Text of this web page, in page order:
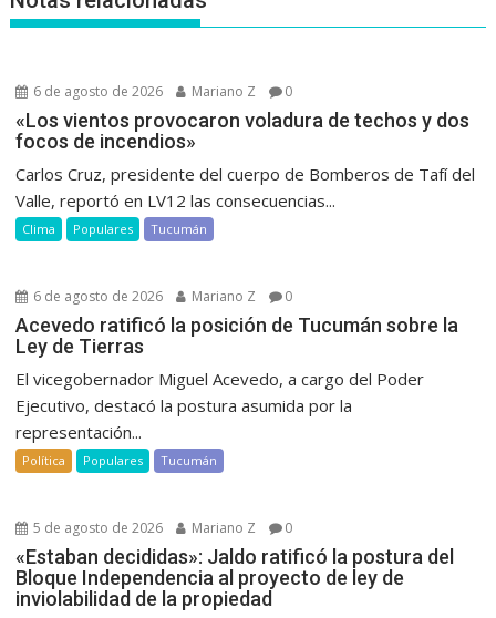
6 de agosto de 2026 Mariano Z 0
«Los vientos provocaron voladura de techos y dos
focos de incendios»
Carlos Cruz, presidente del cuerpo de Bomberos de Tafí del
Valle, reportó en LV12 las consecuencias...
Clima Populares Tucumán
6 de agosto de 2026 Mariano Z 0
Acevedo ratificó la posición de Tucumán sobre la
Ley de Tierras
El vicegobernador Miguel Acevedo, a cargo del Poder
Ejecutivo, destacó la postura asumida por la
representación...
Política Populares Tucumán
5 de agosto de 2026 Mariano Z 0
«Estaban decididas»: Jaldo ratificó la postura del
Bloque Independencia al proyecto de ley de
inviolabilidad de la propiedad